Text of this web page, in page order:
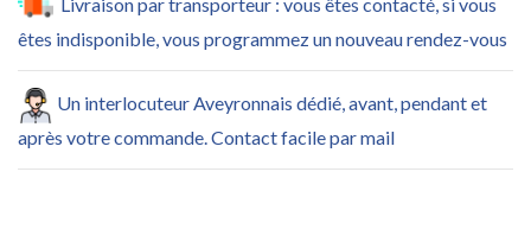
êtes indisponible, vous programmez un nouveau rendez-vous
Un interlocuteur Aveyronnais dédié, avant, pendant et
après votre commande. Contact facile par mail